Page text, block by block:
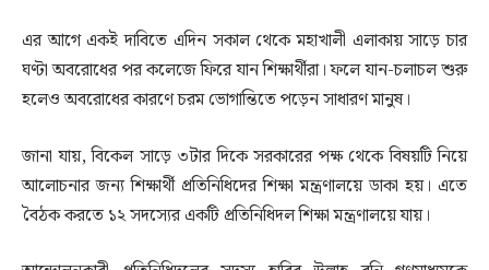
এর আগে একই দাবিতে এদিন সকাল থেকে মহাখালী এলাকায় সাড়ে চার
ঘণ্টা অবরোধের পর কলেজে ফিরে যান শিক্ষার্থীরা। ফলে যান-চলাচল শুরু
হলেও অবরোধের কারণে চরম ভোগান্তিতে পড়েন সাধারণ মানুষ।
জানা যায়, বিকেল সাড়ে ৩টার দিকে সরকারের পক্ষ থেকে বিষয়টি নিয়ে
আলোচনার জন্য শিক্ষার্থী প্রতিনিধিদের শিক্ষা মন্ত্রণালয়ে ডাকা হয়। এতে
বৈঠক করতে ১২ সদস্যের একটি প্রতিনিধিদল শিক্ষা মন্ত্রণালয়ে যায়।